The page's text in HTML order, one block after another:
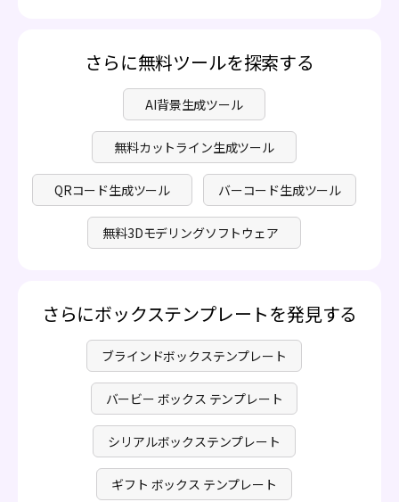
す。必要に応じてアップグレードを決定することができ、
価格 をご参照ください。
さらに無料ツールを探索する
AI背景生成ツール
無料カットライン生成ツール
QRコード生成ツール バーコード生成ツール
無料3Dモデリングソフトウェア
さらにボックステンプレートを発見する
ブラインドボックステンプレート
バービー ボックス テンプレート
シリアルボックステンプレート
ギフト ボックス テンプレート